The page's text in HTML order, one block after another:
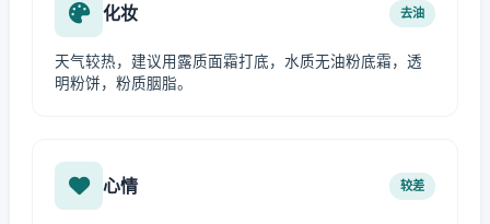
化妆 去油
天气较热，建议用露质面霜打底，水质无油粉底霜，透
明粉饼，粉质胭脂。
心情 较差